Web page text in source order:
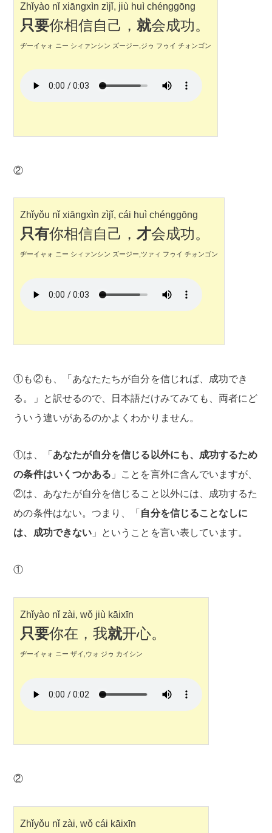
Zhǐyào nǐ xiāngxìn zìjǐ, jiù huì chénggōng
只要你相信自己，就会成功。
ヂーイャォ ニー シィァンシン ズージー,ジゥ フゥイ チォンゴン
②
Zhǐyǒu nǐ xiāngxìn zìjǐ, cái huì chénggōng
只有你相信自己，才会成功。
ヂーイャォ ニー シィァンシン ズージー,ツァィ フゥイ チォンゴン
①も②も、「あなたたちが自分を信じれば、成功でき
る。」と訳せるので、日本語だけみてみても、両者にど
ういう違いがあるのかよくわかりません。
①は、「 あなたが自分を信じる以外にも、成功するため
の条件はいくつかある 」ことを言外に含んでいますが、
②は、あなたが自分を信じること以外には、成功するた
めの条件はない。つまり、「 自分を信じることなしに
は、成功できない 」ということを言い表しています。
①
Zhǐyào nǐ zài, wǒ jiù kāixīn
只要你在，我就开心。
ヂーイャォ ニー ザイ,ウォ ジゥ カイシン
②
Zhǐyǒu nǐ zài, wǒ cái kāixīn